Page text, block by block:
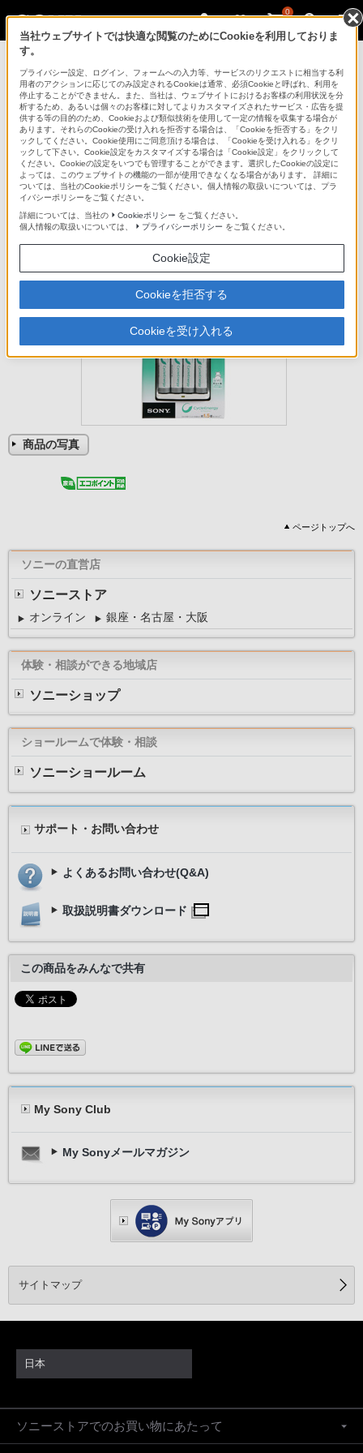
0
BCG34HLE4R
かんたん便利な充電器セット。くりかえし使えて経済的です
スタンダード充電器セット
BCG34HLE4R
生産完了
商品の写真
ページトップへ
ソニーの直営店
ソニーストア
オンライン 銀座・名古屋・大阪
体験・相談ができる地域店
ソニーショップ
ショールームで体験・相談
ソニーショールーム
サポート・お問い合わせ
よくあるお問い合わせ(Q&A)
取扱説明書ダウンロード
この商品をみんなで共有
My Sony Club
My Sonyメールマガジン
サイトマップ
日本
ソニーストアでのお買い物にあたって
当社ウェブサイトでは快適な閲覧のためにCookieを利用しておりま
す。
プライバシー設定、ログイン、フォームへの入力等、サービスのリクエストに相当する利
用者のアクションに応じてのみ設定されるCookieは通常、必須Cookieと呼ばれ、利用を
停止することができません。また、当社は、ウェブサイトにおけるお客様の利用状況を分
析するため、あるいは個々のお客様に対してよりカスタマイズされたサービス・広告を提
供する等の目的のため、Cookieおよび類似技術を使用して一定の情報を収集する場合が
あります。それらのCookieの受け入れを拒否する場合は、「Cookieを拒否する」をクリ
ックしてください。Cookie使用にご同意頂ける場合は、「Cookieを受け入れる」をクリ
ックして下さい。Cookie設定をカスタマイズする場合は「Cookie設定」をクリックして
ください。Cookieの設定をいつでも管理することができます。選択したCookieの設定に
よっては、このウェブサイトの機能の一部が使用できなくなる場合があります。 詳細に
ついては、当社のCookieポリシーをご覧ください。個人情報の取扱いについては、プラ
イバシーポリシーをご覧ください。
詳細については、当社の
Cookieポリシー をご覧ください。
個人情報の取扱いについては、
プライバシーポリシー をご覧ください。
Cookie設定
Cookieを拒否する
Cookieを受け入れる